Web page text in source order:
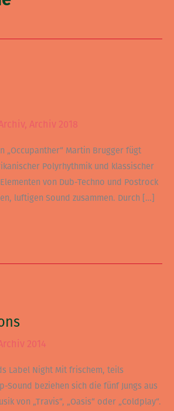
, Archiv 2018
„Occupanther“ Martin Brugger fügt
Polyrhythmik und klassischer
von Dub-Techno und Postrock
luftigen Sound zusammen. Durch […]
2014
Label Night Mit frischem, teils
Sound beziehen sich die fünf Jungs aus
von „Travis“, „Oasis“ oder „Coldplay“.